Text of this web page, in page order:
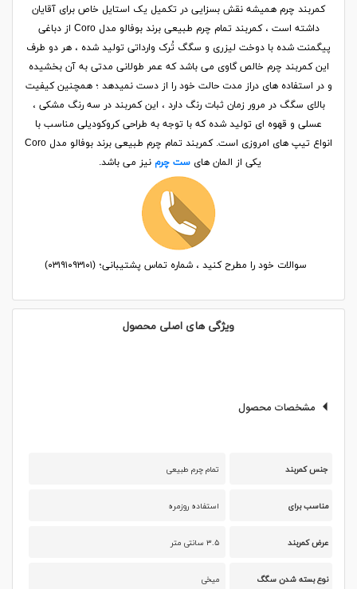
کمربند چرم همیشه نقش بسزایی در تکمیل یک استایل خاص برای آقایان
داشته است ، کمربند تمام چرم طبیعی برند بوفالو مدل Coro از دباغی
پیگمنت شده با دوخت لیزری و سگگ تُرک وارداتی تولید شده ، هر دو طرف
این کمربند چرم خالص گاوی می باشد که عمر طولانی مدتی به آن بخشیده
و در استفاده های دراز مدت حالت خود را از دست نمیدهد ؛ همچنین کیفیت
بالای سگگ در مرور زمان ثبات رنگ دارد ، این کمربند در سه رنگ مشکی ،
عسلی و قهوه ای تولید شده که با توجه به طراحی کروکودیلی مناسب با
انواع تیپ های امروزی است. کمربند تمام چرم طبیعی برند بوفالو مدل Coro
یکی از المان های ست چرمنیز می باشد.
سوالات خود را مطرح کنید ، شماره تماس پشتیبانی؛ (۰۳۱۹۱۰۹۳۱۰۱)
ویژگی های اصلی محصول
مشخصات محصول
جنس کمربند تمام چرم طبیعی
مناسب برای استفاده روزمره
عرض کمربند ۳.۵ سانتی متر
نوع بسته شدن سگگ میخی